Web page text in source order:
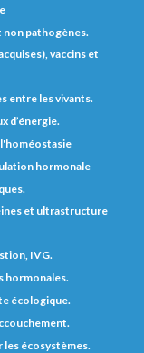
non pathogènes.
vaccins et
entre les vivants.
d’énergie.
l'homéostasie
hormonale
et ultrastructure
IVG.
hormonales.
écologique.
les écosystèmes.